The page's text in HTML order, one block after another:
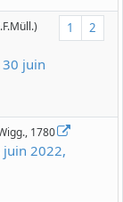
1 2
30 juin
1780
juin 2022,